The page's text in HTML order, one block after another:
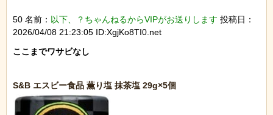
50 名前： 以下、？ちゃんねるからVIPがお送りします 投稿日：
2026/04/08 21:23:05 ID:XgjKo8TI0.net
ここまでワサビなし